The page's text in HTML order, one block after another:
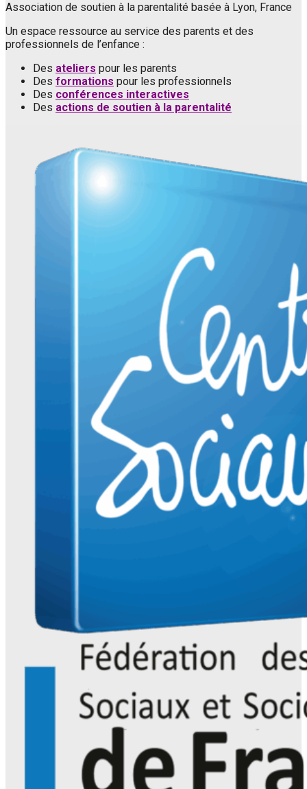
Association de soutien à la parentalité basée à Lyon, France
Un espace ressource au service des parents et des
professionnels de l’enfance :
Des ateliers pour les parents
Des formations pour les professionnels
Des conférences interactives
Des actions de soutien à la parentalité